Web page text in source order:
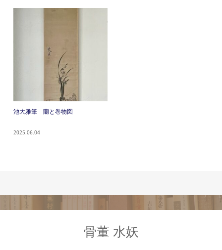
池大雅筆 蘭と巻物図
2025.06.04
骨董 水妖